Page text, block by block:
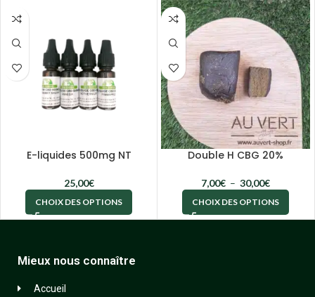
E-liquides 500mg NT
25,00€
CHOIX DES OPTIONS
Double H CBG 20%
7,00€ – 30,00€
CHOIX DES OPTIONS
Mieux nous connaître
Accueil